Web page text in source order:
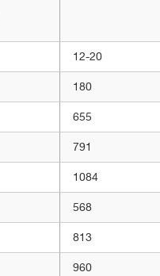
12-20
180
655
791
1084
568
813
960